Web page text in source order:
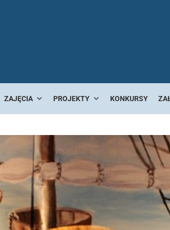
ZAJĘCIA PROJEKTY KONKURSY